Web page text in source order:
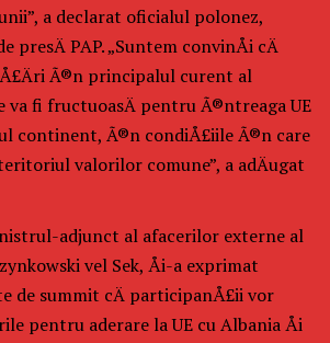
a declarat oficialul polonez,
PAP. „Suntem convinÅi cÄ
Ã®n principalul curent al
va fi fructuoasÄ pentru Ã®ntreaga UE
continent, Ã®n condiÅ£iile Ã®n care
valorilor comune”, a adÄugat
adjunct al afacerilor externe al
vel Sek, Åi-a exprimat
de summit cÄ participanÅ£ii vor
pentru aderare la UE cu Albania Åi